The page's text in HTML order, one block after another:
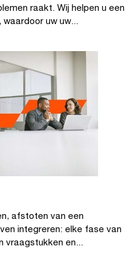
raakt. Wij helpen u een
uw uw...
afstoten van een
integreren: elke fase van
vraagstukken en...